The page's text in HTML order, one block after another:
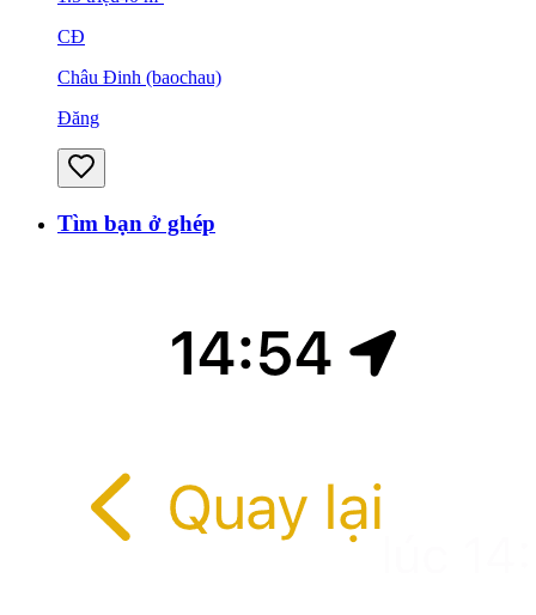
CĐ
Châu Đinh (baochau)
Đăng
Tìm bạn ở ghép